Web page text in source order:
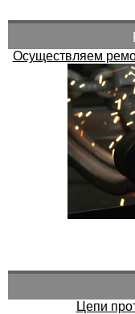
Осуществляем
Цепи